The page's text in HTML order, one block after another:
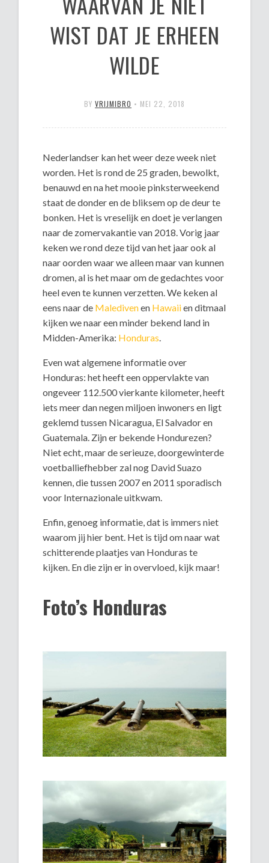
WIST DAT JE ERHEEN
WILDE
BY VRIJMIBRO • MEI 22, 2018
Nederlandser kan het weer deze week niet
worden. Het is rond de 25 graden, bewolkt,
benauwd en na het mooie pinksterweekend
staat de donder en de bliksem op de deur te
bonken. Het is vreselijk en doet je verlangen
naar de zomervakantie van 2018. Vorig jaar
keken we rond deze tijd van het jaar ook al
naar oorden waar we alleen maar van kunnen
dromen, al is het maar om de gedachtes voor
heel even te kunnen verzetten. We keken al
eens naar de Maledivenen Hawaiien ditmaal
kijken we naar een minder bekend land in
Midden-Amerika: Honduras.
Even wat algemene informatie over
Honduras: het heeft een oppervlakte van
ongeveer 112.500 vierkante kilometer, heeft
iets meer dan negen miljoen inwoners en ligt
geklemd tussen Nicaragua, El Salvador en
Guatemala. Zijn er bekende Hondurezen?
Niet echt, maar de serieuze, doorgewinterde
voetballiefhebber zal nog David Suazo
kennen, die tussen 2007 en 2011 sporadisch
voor Internazionale uitkwam.
Enfin, genoeg informatie, dat is immers niet
waarom jij hier bent. Het is tijd om naar wat
schitterende plaatjes van Honduras te
kijken. En die zijn er in overvloed, kijk maar!
Foto’s Honduras